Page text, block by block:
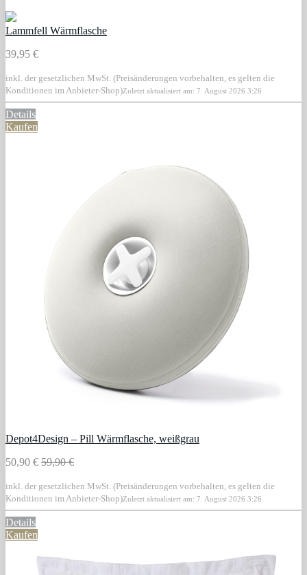
Lammfell Wärmflasche
39,95 €
inkl. der gesetzlichen MwSt. (Preisänderungen vorbehalten, es gelten die
Konditionen im Anbieter-Shop)Zuletzt aktualisiert am: 7. August 2026 3:26
Details
Kaufen
Depot4Design – Pill Wärmflasche, weißgrau
50,90 € 59,90 €
inkl. der gesetzlichen MwSt. (Preisänderungen vorbehalten, es gelten die
Konditionen im Anbieter-Shop)Zuletzt aktualisiert am: 7. August 2026 3:26
Details
Kaufen